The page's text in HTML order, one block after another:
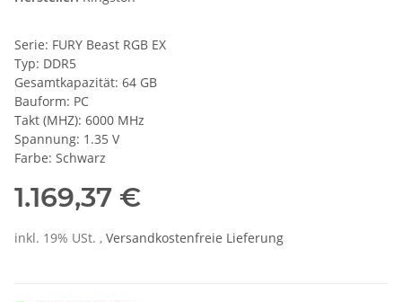
Serie: FURY Beast RGB EX
Typ: DDR5
Gesamtkapazität: 64 GB
Bauform: PC
Takt (MHZ): 6000 MHz
Spannung: 1.35 V
Farbe: Schwarz
1.169,37 €
inkl. 19% USt. , Versandkostenfreie Lieferung